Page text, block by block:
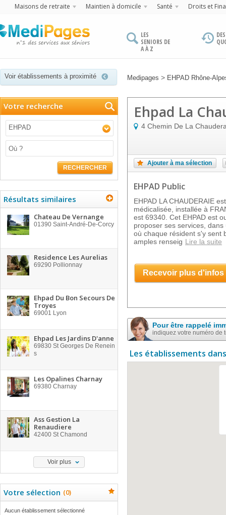
Maisons de retraite Maintien à domicile Santé Droits et
LES
SENIORS DE
A À Z
Voir établissements à proximité Medipages > EHPAD Rhône-
Votre recherche
EHPAD
RECHERCHER
Résultats similaires
Chateau De Vernange
01390 Saint-André-De-Corcy
Residence Les Aurelias
69290 Pollionnay
Ehpad Du Bon Secours De
Troyes
69001 Lyon
Ehpad Les Jardins D'anne
69830 St Georges De Renein
s
Les Opalines Charnay
69380 Charnay
Ass Gestion La
Renaudiere
42400 St Chamond
Voir plus
Votre sélection (0)
Aucun établissement sélectionné
Ehpad La
4 Chemin De La
Ajouter à ma sélection
EHPAD Public
EHPAD LA CHAUDERAIE
médicalisée, installée à
est 69340. Cet EHPAD est
proposer ses services,
où chaque résident s'y sent
amples renseig Lire la suite
Recevoir plus d'infos
Pour être rappelé
indiquez votre numéro de
Les établissements